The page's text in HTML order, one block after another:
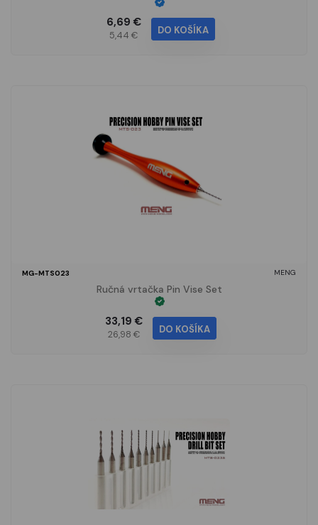
6,69 €
5,44 € DO KOŠÍKA
MG-MTS023 MENG
Ručná vrtačka Pin Vise Set
33,19 €
26,98 € DO KOŠÍKA